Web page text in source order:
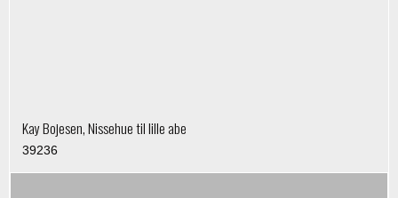
Kay Bojesen, Nissehue til lille abe
39236